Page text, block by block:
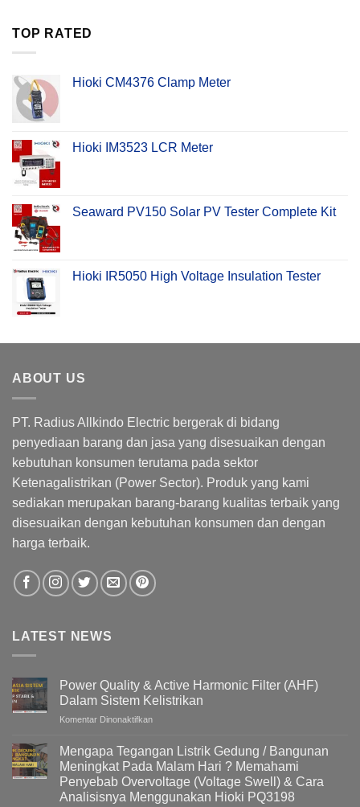
TOP RATED
Hioki CM4376 Clamp Meter
Hioki IM3523 LCR Meter
Seaward PV150 Solar PV Tester Complete Kit
Hioki IR5050 High Voltage Insulation Tester
ABOUT US
PT. Radius Allkindo Electric bergerak di bidang
penyediaan barang dan jasa yang disesuaikan dengan
kebutuhan konsumen terutama pada sektor
Ketenagalistrikan (Power Sector). Produk yang kami
sediakan merupakan barang-barang kualitas terbaik yang
disesuaikan dengan kebutuhan konsumen dan dengan
harga terbaik.
LATEST NEWS
Power Quality & Active Harmonic Filter (AHF)
Dalam Sistem Kelistrikan
Komentar Dinonaktifkanpada
Quality
&
Active
Harmonic
Filter
Mengapa Tegangan Listrik Gedung / Bangunan
Meningkat Pada Malam Hari ? Memahami
Penyebab Overvoltage (Voltage Swell) & Cara
Analisisnya Menggunakan Hioki PQ3198